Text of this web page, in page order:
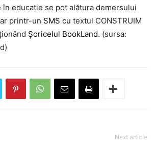
educație se pot alătura demersului
printr-un SMS cu textul CONSTRUIM
Șoricelul BookLand. (sursa:
Next article